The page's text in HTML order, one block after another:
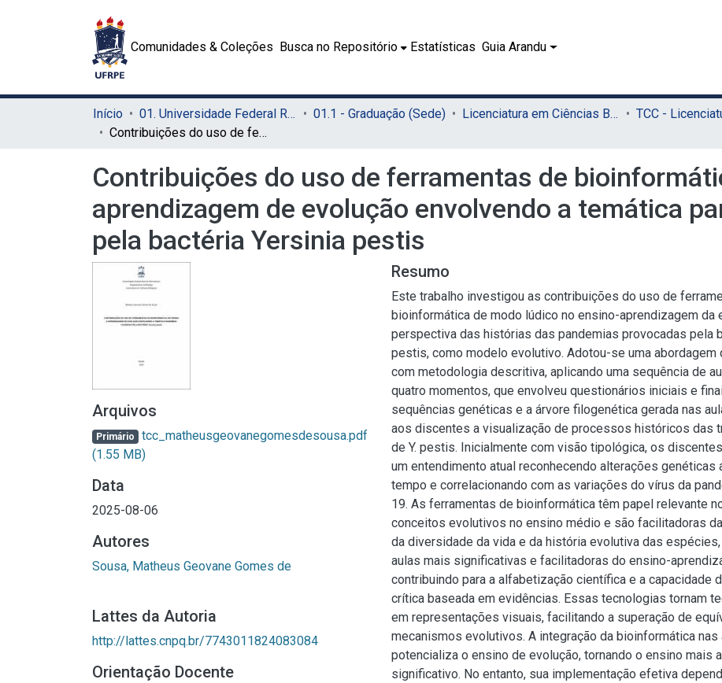
Comunidades & Coleções Busca no Repositório Estatísticas Guia Arandu
Início 01. Universidade Federal Rural de Pernambuco - UFRPE (Sede) 01.1 - Graduação (Sede) Licenciatura em Ciências Biológicas (Sede)
Contribuições do uso de ferramentas de bioinformática no ensino e aprendizagem de evolução envolvendo a temática pandemias causadas pela bactéria Yersinia pestis
Contribuições do uso de ferramentas de
aprendizagem de evolução envolvendo a temática
pela bactéria Yersinia pestis
Arquivos
Primário tcc_matheusgeovanegomesdesousa.pdf
(1.55 MB)
Data
2025-08-06
Autores
Sousa, Matheus Geovane Gomes de
Lattes da Autoria
http://lattes.cnpq.br/7743011824083084
Orientação Docente
Resumo
Este trabalho investigou as contribuições do uso de
bioinformática de modo lúdico no ensino-aprendizagem da
perspectiva das histórias das pandemias provocadas pela
pestis, como modelo evolutivo. Adotou-se uma abordagem
com metodologia descritiva, aplicando uma sequência de
quatro momentos, que envolveu questionários iniciais e
sequências genéticas e a árvore filogenética gerada nas
aos discentes a visualização de processos históricos das
de Y. pestis. Inicialmente com visão tipológica, os
um entendimento atual reconhecendo alterações genéticas
tempo e correlacionando com as variações do vírus da
19. As ferramentas de bioinformática têm papel relevante
conceitos evolutivos no ensino médio e são facilitadoras
da diversidade da vida e da história evolutiva das
aulas mais significativas e facilitadoras do ensino-
contribuindo para a alfabetização científica e a capacidade
crítica baseada em evidências. Essas tecnologias tornam
em representações visuais, facilitando a superação de
mecanismos evolutivos. A integração da bioinformática nas
potencializa o ensino de evolução, tornando o ensino mais
significativo. No entanto, sua implementação efetiva